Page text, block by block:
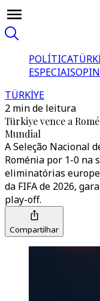
POLÍTICA
ESPECIAIS
TÜRKİYE
2 min de leitura
Türkiye vence a
Mundial
A Seleção Nacional
Roménia por 1-0 na
eliminatórias
da FIFA de 2026,
play-off.
Compartilhar